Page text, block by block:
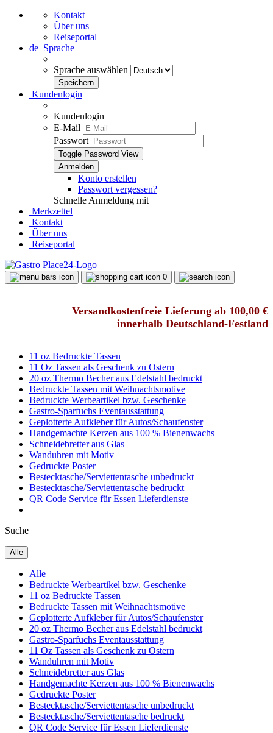
Kontakt
Über uns
Reiseportal
de Sprache
Sprache auswählen
Kundenlogin
Kundenlogin
E-Mail
Passwort
Toggle Password View
Konto erstellen
Passwort vergessen?
Schnelle Anmeldung mit
Merkzettel
Kontakt
Über uns
Reiseportal
0
Versandkostenfreie Lieferung ab 100,00 €
innerhalb Deutschland-Festland
11 oz Bedruckte Tassen
11 Oz Tassen als Geschenk zu Ostern
20 oz Thermo Becher aus Edelstahl bedruckt
Bedruckte Tassen mit Weihnachtsmotive
Bedruckte Werbeartikel bzw. Geschenke
Gastro-Sparfuchs Eventausstattung
Geplotterte Aufkleber für Autos/Schaufenster
Handgemachte Kerzen aus 100 % Bienenwachs
Schneidebretter aus Glas
Wanduhren mit Motiv
Gedruckte Poster
Bestecktasche/Serviettentasche unbedruckt
Bestecktasche/Serviettentasche bedruckt
QR Code Service für Essen Lieferdienste
Suche
Alle
Alle
Bedruckte Werbeartikel bzw. Geschenke
11 oz Bedruckte Tassen
Bedruckte Tassen mit Weihnachtsmotive
Geplotterte Aufkleber für Autos/Schaufenster
20 oz Thermo Becher aus Edelstahl bedruckt
Gastro-Sparfuchs Eventausstattung
11 Oz Tassen als Geschenk zu Ostern
Wanduhren mit Motiv
Schneidebretter aus Glas
Handgemachte Kerzen aus 100 % Bienenwachs
Gedruckte Poster
Bestecktasche/Serviettentasche unbedruckt
Bestecktasche/Serviettentasche bedruckt
QR Code Service für Essen Lieferdienste